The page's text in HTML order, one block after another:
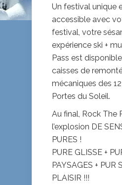
Un festival unique
accessible avec
festival, votre
expérience ski +
Pass est
caisses de
mécaniques des
Portes du Soleil.
Au final, Rock The
l’explosion DE
PURES !
PURE GLISSE +
PAYSAGES + PUR
PLAISIR !!!